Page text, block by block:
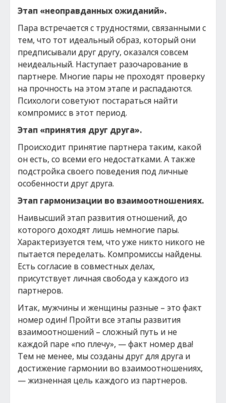
Этап «неоправданных ожиданий».
Пара встречается с трудностями, связанными с
тем, что тот идеальный образ, который они
предписывали друг другу, оказался совсем
неидеальный. Наступает разочарование в
партнере. Многие пары не проходят проверку
на прочность на этом этапе и распадаются.
Психологи советуют постараться найти
компромисс в этот период.
Этап «принятия друг друга».
Происходит принятие партнера таким, какой
он есть, со всеми его недостатками. А также
подстройка своего поведения под личные
особенности друг друга.
Этап гармонизации во взаимоотношениях.
Наивысший этап развития отношений, до
которого доходят лишь немногие пары.
Характеризуется тем, что уже никто никого не
пытается переделать. Компромиссы найдены.
Есть согласие в совместных делах,
присутствует личная свобода у каждого из
партнеров.
Итак, мужчины и женщины разные – это факт
номер один! Пройти все этапы развития
взаимоотношений – сложный путь и не
каждой паре «по плечу», — факт номер два!
Тем не менее, мы созданы друг для друга и
достижение гармонии во взаимоотношениях,
— жизненная цель каждого из партнеров.